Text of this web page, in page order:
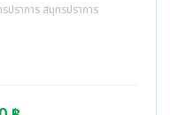
ปราการ สมุทรปราการ